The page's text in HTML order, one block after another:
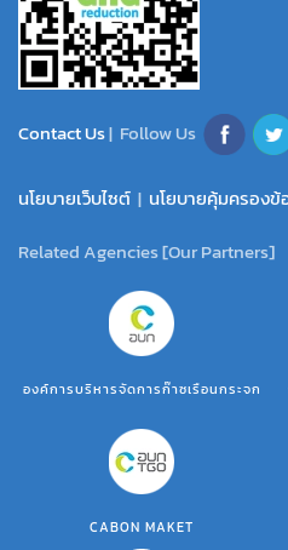
Contact Us| Follow Us
นโยบายเว็บไซต์ | นโยบายคุ้มครอง
Related Agencies [Our Partners]
องค์การบริหารจัดการก๊าซเรือนกระจก
CABON MAKET